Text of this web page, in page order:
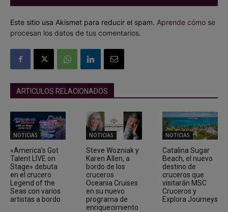
Este sitio usa Akismet para reducir el spam. Aprende cómo se
procesan los datos de tus comentarios.
ARTICULOS RELACIONADOS
NOTICIAS
«America’s Got
Talent LIVE on
Stage» debuta
en el crucero
Legend of the
Seas con varios
artistas a bordo
NOTICIAS
Steve Wozniak y
Karen Allen, a
bordo de los
cruceros
Oceania Cruises
en su nuevo
programa de
enriquecimiento
NOTICIAS
Catalina Sugar
Beach, el nuevo
destino de
cruceros que
visitarán MSC
Cruceros y
Explora Journeys